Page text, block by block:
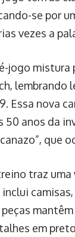
se por
vezes a
jogo mistura
lembrando
Essa nova
50 anos da
que
traz uma
em